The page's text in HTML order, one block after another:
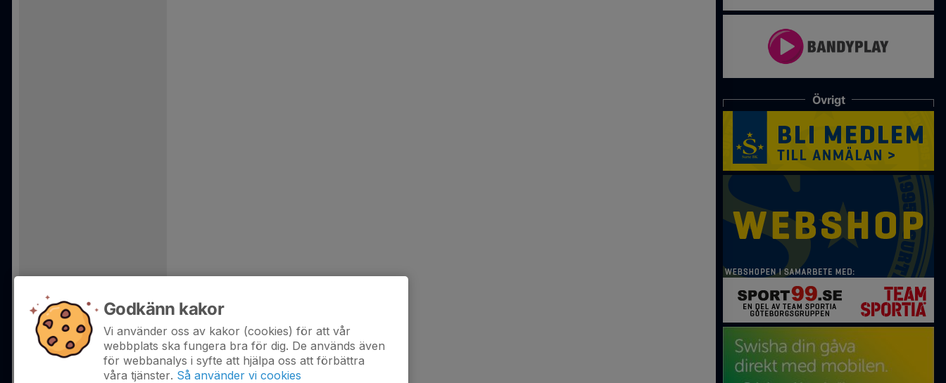
Övrigt
Godkänn kakor
Vi använder oss av kakor (cookies) för att vår
webbplats ska fungera bra för dig. De används även
för webbanalys i syfte att hjälpa oss att förbättra
våra tjänster. Så använder vi cookies